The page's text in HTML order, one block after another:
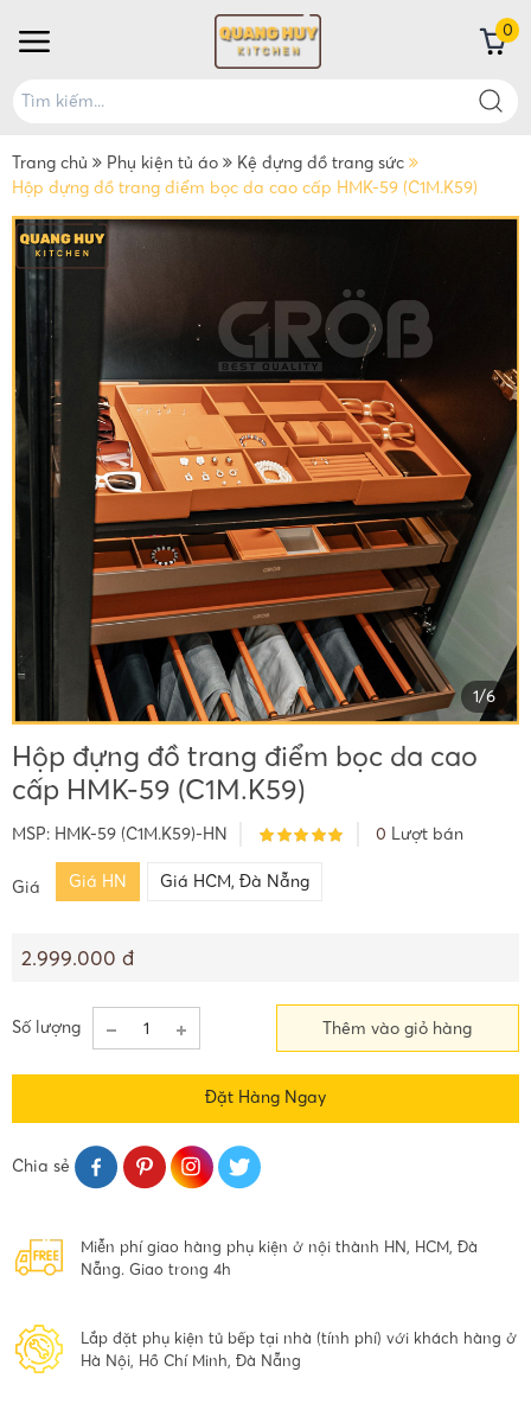
0
Trang chủ Phụ kiện tủ áo
Kệ đựng đồ trang sức
Hộp đựng đồ trang điểm bọc da cao cấp HMK-59 (C1M.K59)
1/6
Hộp đựng đồ trang điểm bọc da cao
cấp HMK-59 (C1M.K59)
MSP: HMK-59 (C1M.K59)-HN 0 Lượt bán
Giá Giá HN Giá HCM, Đà Nẵng
2.999.000 đ
Số lượng Thêm vào giỏ hàng
Đặt Hàng Ngay
Chia sẻ
Miễn phí giao hàng phụ kiện ở nội thành HN, HCM, Đà
Nẵng. Giao trong 4h
Lắp đặt phụ kiện tủ bếp tại nhà (tính phí) với khách hàng ở
Hà Nội, Hồ Chí Minh, Đà Nẵng